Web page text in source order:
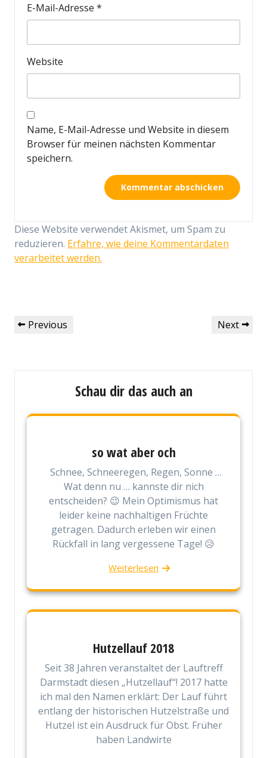
E-Mail-Adresse *
Website
Name, E-Mail-Adresse und Website in diesem
Browser für meinen nächsten Kommentar
speichern.
Diese Website verwendet Akismet, um Spam zu
reduzieren. Erfahre, wie deine Kommentardaten
verarbeitet werden.
Beitragsnavigation
Previous
Previous
Next
Next
Schau dir das auch an
so wat aber och
Schnee, Schneeregen, Regen, Sonne …
Wat denn nu … kannste dir nich
entscheiden? 😉 Mein Optimismus hat
leider keine nachhaltigen Früchte
getragen. Dadurch erleben wir einen
Rückfall in lang vergessene Tage! 😥
Weiterlesen
Hutzellauf 2018
Seit 38 Jahren veranstaltet der Lauftreff
Darmstadt diesen „Hutzellauf“! 2017 hatte
ich mal den Namen erklärt: Der Lauf führt
entlang der historischen Hutzelstraße und
Hutzel ist ein Ausdruck für Obst. Früher
haben Landwirte